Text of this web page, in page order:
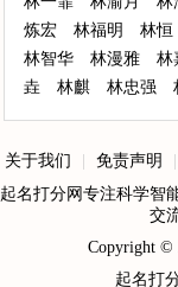
炼宏
林福明 林恒
林智华
林漫雅 林
垚
林麒 林忠强
关于我们 免责声明
起名打分网专注科学智
交
Copyright ©
起名打